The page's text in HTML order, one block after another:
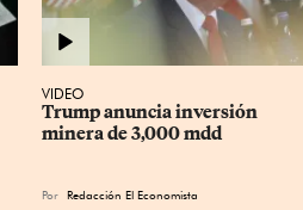
VIDEO
Trump anuncia inversión
minera de 3,000 mdd
Por Redacción El Economista